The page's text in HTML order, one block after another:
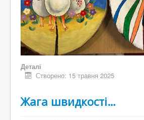
Деталі
Створено: 15 травня 2025
Жага швидкості…